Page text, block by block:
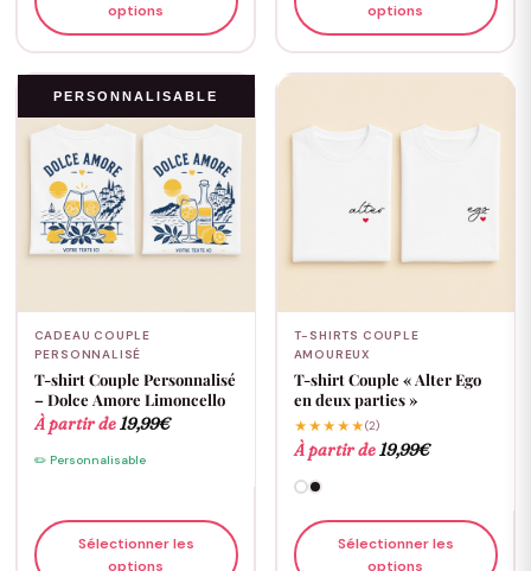
options
options
PERSONNALISABLE
CADEAU COUPLE
PERSONNALISÉ
T-shirt Couple Personnalisé
– Dolce Amore Limoncello
À partir de19,99€
✏️ Personnalisable
Sélectionner les
options
T-SHIRTS COUPLE
AMOUREUX
T-shirt Couple « Alter Ego
en deux parties »
★★★★★(2)
À partir de19,99€
Sélectionner les
options